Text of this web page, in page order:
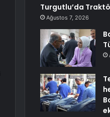
Turgutlu’da
Ağustos 7, 2026